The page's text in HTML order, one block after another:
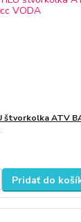
štvorkolka ATV
Pridať do